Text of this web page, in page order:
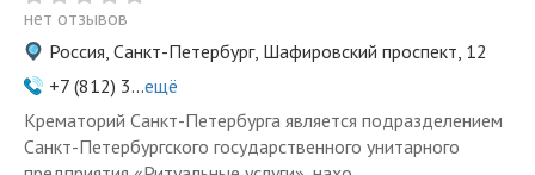
нет отзывов
Россия, Санкт-Петербург, Шафировский проспект, 12
+7 (812) 3...ещё
Крематорий Санкт-Петербурга является подразделением
Санкт-Петербургского государственного унитарного